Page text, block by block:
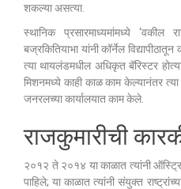
शकल्या असत्या.
स्थानिक प्रसारमाध्यमांमध्ये ‘वकील
बज्रकितियाभा यांनी कॉर्नेल
त्या थायलंडमधील अधिकृत बॅरिस्टर
मिशनमध्ये काही काळ काम केल्यानंतर
जनरलच्या कार्यालयात काम केले.
राजकुमारीची
२०१२ ते २०१४ या काळात त्यांनी
पाहिले; या काळात त्यांनी संयुक्त